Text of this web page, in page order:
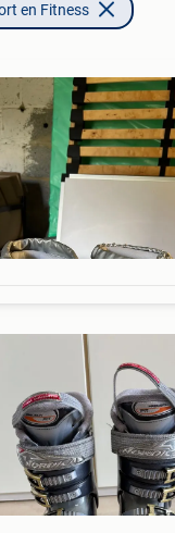
en Fitness